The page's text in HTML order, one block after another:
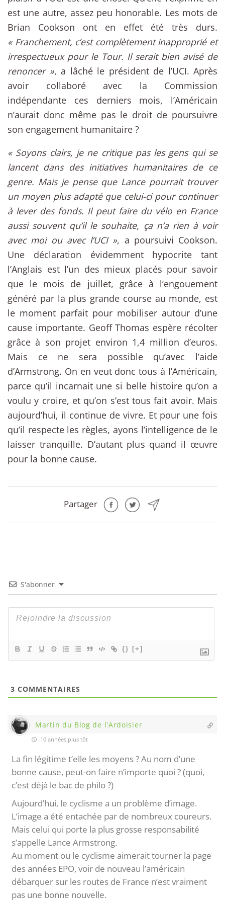
est une autre, assez peu honorable. Les mots de
Brian Cookson ont en effet été très durs.
« Franchement, c’est complètement inapproprié et
irrespectueux pour le Tour. Il serait bien avisé de
renoncer », a lâché le président de l’UCI. Après
avoir collaboré avec la Commission
indépendante ces derniers mois, l’Américain
n’aurait donc même pas le droit de poursuivre
son engagement humanitaire ?
« Soyons clairs, je ne critique pas les gens qui se
lancent dans des initiatives humanitaires de ce
genre. Mais je pense que Lance pourrait trouver
un moyen plus adapté que celui-ci pour continuer
à lever des fonds. Il peut faire du vélo en France
aussi souvent qu’il le souhaite, ça n’a rien à voir
avec moi ou avec l’UCI », a poursuivi Cookson.
Une déclaration évidemment hypocrite tant
l’Anglais est l’un des mieux placés pour savoir
que le mois de juillet, grâce à l’engouement
généré par la plus grande course au monde, est
le moment parfait pour mobiliser autour d’une
cause importante. Geoff Thomas espère récolter
grâce à son projet environ 1,4 million d’euros.
Mais ce ne sera possible qu’avec l’aide
d’Armstrong. On en veut donc tous à l’Américain,
parce qu’il incarnait une si belle histoire qu’on a
voulu y croire, et qu’on s’est tous fait avoir. Mais
aujourd’hui, il continue de vivre. Et pour une fois
qu’il respecte les règles, ayons l’intelligence de le
laisser tranquille. D’autant plus quand il œuvre
pour la bonne cause.
Partager
S'abonner
{} [+]
3 COMMENTAIRES
Martin du Blog de l'Ardoisier
10 années plus tôt
La fin légitime t’elle les moyens ? Au nom d’une
bonne cause, peut-on faire n’importe quoi ? (quoi,
c’est déjà le bac de philo ?)
Aujourd’hui, le cyclisme a un problème d’image.
L’image a été entachée par de nombreux coureurs.
Mais celui qui porte la plus grosse responsabilité
s’appelle Lance Armstrong.
Au moment ou le cyclisme aimerait tourner la page
des années EPO, voir de nouveau l’américain
débarquer sur les routes de France n’est vraiment
pas une bonne nouvelle.